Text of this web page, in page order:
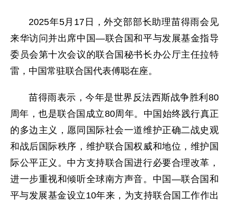
2025年5月17日，外交部部长助理苗得雨会见
来华访问并出席中国—联合国和平与发展基金指导
委员会第十次会议的联合国秘书长办公厅主任拉特
雷，中国常驻联合国代表傅聪在座。
苗得雨表示，今年是世界反法西斯战争胜利80
周年，也是联合国成立80周年。中国始终践行真正
的多边主义，愿同国际社会一道维护正确二战史观
和战后国际秩序，维护联合国权威和地位，维护国
际公平正义。中方支持联合国进行必要合理改革，
进一步重视和倾听全球南方声音。中国—联合国和
平与发展基金设立10年来，为支持联合国工作作出